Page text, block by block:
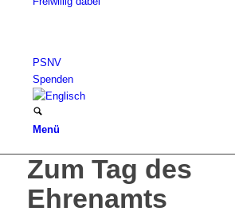
PSNV
Spenden
Menü
Zum Tag des
Ehrenamts